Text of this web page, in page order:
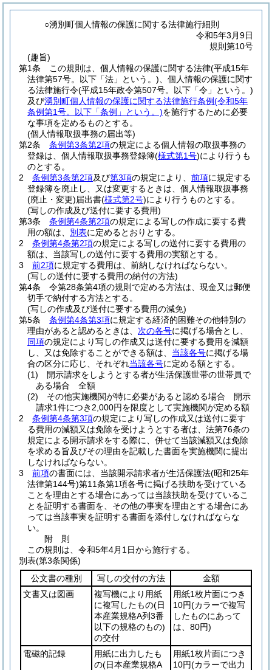
○湧別町個人情報の保護に関する法律施行細則
令和5年3月9日
規則第10号
(趣旨)
第1条
この規則は、個人情報の保護に関する法律(平成15年
法律第57号。以下「法」という。) 、個人情報の保護に関す
る法律施行令(平成15年政令第507号。以下「令」という。)
及び湧別町個人情報の保護に関する法律施行条例(令和5年
条例第1号。以下「条例」という。)を施行するために必要
な事項を定めるものとする。
(個人情報取扱事務の届出等)
第2条
条例第3条第2項の規定による個人情報の取扱事務の
登録は、個人情報取扱事務登録簿(様式第1号)により行うも
のとする。
2
条例第3条第2項及び第3項の規定により、 前項に規定する
登録簿を廃止し、又は変更するときは、個人情報取扱事務
(廃止・変更)届出書(様式第2号)により行うものとする。
(写しの作成及び送付に要する費用)
第3条
条例第4条第2項の規定による写しの作成に要する費
用の額は、 別表に定めるとおりとする。
2
条例第4条第2項の規定による写しの送付に要する費用の
額は、当該写しの送付に要する費用の実額とする。
3
前2項に規定する費用は、前納しなければならない。
(写しの送付に要する費用の納付の方法)
第4条
令第28条第4項の規則で定める方法は、現金又は郵便
切手で納付する方法とする。
(写しの作成及び送付に要する費用の減免)
第5条
条例第4条第3項に規定する経済的困難その他特別の
理由があると認めるときは、 次の各号に掲げる場合とし、
同項の規定により写しの作成又は送付に要する費用を減額
し、又は免除することができる額は、 当該各号に掲げる場
合の区分に応じ、それぞれ当該各号に定める額とする。
(1)
開示請求をしようとする者が生活保護世帯の世帯員で
ある場合 全額
(2)
その他実施機関が特に必要があると認める場合 開示
請求1件につき2,000円を限度として実施機関が定める額
2
条例第4条第3項の規定により写しの作成又は送付に要す
る費用の減額又は免除を受けようとする者は、法第76条の
規定による開示請求をする際に、併せて当該減額又は免除
を求める旨及びその理由を記載した書面を実施機関に提出
しなければならない。
3
前項の書面には、当該開示請求者が生活保護法(昭和25年
法律第144号)第11条第1項各号に掲げる扶助を受けている
ことを理由とする場合にあっては当該扶助を受けているこ
とを証明する書面を、その他の事実を理由とする場合にあ
っては当該事実を証明する書面を添付しなければならな
い。
附 則
この規則は、令和5年4月1日から施行する。
別表(第3条関係)
公文書の種別
写しの交付の方法
金額
文書又は図画
複写機により用紙
に複写したもの(日
本産業規格A列3番
以下の規格のもの)
の交付
用紙1枚片面につき
10円(カラーで複写
したものにあって
は、80円)
電磁的記録
用紙に出力したも
の(日本産業規格A
用紙1枚片面につき
10円(カラーで出力